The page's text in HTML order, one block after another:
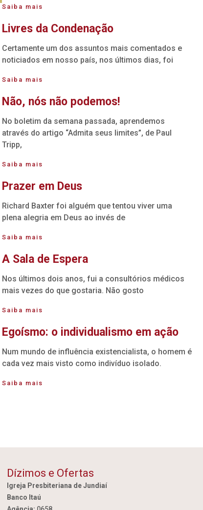
Saiba mais
Livres da Condenação
Certamente um dos assuntos mais comentados e
noticiados em nosso país, nos últimos dias, foi
Saiba mais
Não, nós não podemos!
No boletim da semana passada, aprendemos
através do artigo “Admita seus limites”, de Paul
Tripp,
Saiba mais
Prazer em Deus
Richard Baxter foi alguém que tentou viver uma
plena alegria em Deus ao invés de
Saiba mais
A Sala de Espera
Nos últimos dois anos, fui a consultórios médicos
mais vezes do que gostaria. Não gosto
Saiba mais
Egoísmo: o individualismo em ação
Num mundo de influência existencialista, o homem é
cada vez mais visto como indivíduo isolado.
Saiba mais
Dízimos e Ofertas
Igreja Presbiteriana de Jundiaí
Banco Itaú